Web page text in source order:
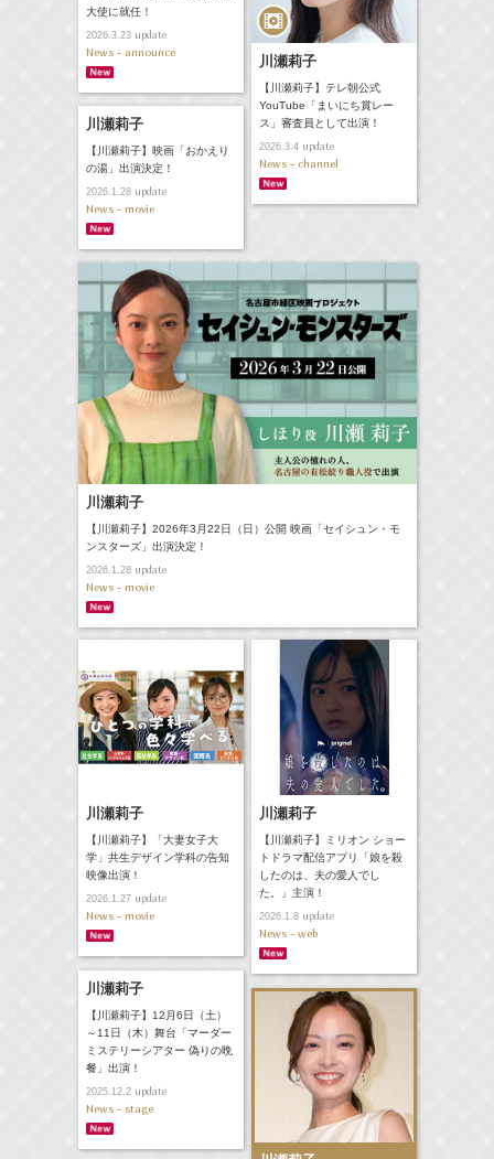
大使に就任！
2026.3.23update
News - announce
川瀬莉子
【川瀬莉子】テレ朝公式
YouTube「まいにち賞レー
ス」審査員として出演！
2026.3.4update
News - channel
川瀬莉子
【川瀬莉子】映画「おかえり
の湯」出演決定！
2026.1.28update
News - movie
川瀬莉子
【川瀬莉子】2026年3月22日（日）公開 映画「セイシュン・モ
ンスターズ」出演決定！
2026.1.28update
News - movie
川瀬莉子
【川瀬莉子】「大妻女子大
学」共生デザイン学科の告知
映像出演！
2026.1.27update
News - movie
川瀬莉子
【川瀬莉子】ミリオン ショー
トドラマ配信アプリ「娘を殺
したのは、夫の愛人でし
た。」主演！
2026.1.8update
News - web
川瀬莉子
【川瀬莉子】12月6日（土）
～11日（木）舞台「マーダー
ミステリーシアター 偽りの晩
餐」出演！
2025.12.2update
News - stage